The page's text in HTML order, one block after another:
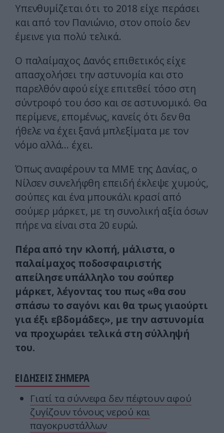
Υπενθυμίζεται ότι το 2018 είχε περάσει
και από τον Πανιώνιο, στον οποίο δεν
έμεινε για πολύ τελικά.
Ο παλαίμαχος Δανός επιθετικός είχε
απασχολήσει την αστυνομία και στο
παρελθόν αφού είχε επιτεθεί τόσο στη
σύντροφό του όσο και σε αστυνομικό. Θα
περίμενε, επομένως, κανείς ότι δεν θα
ήθελε να έχει ξανά μπλεξίματα με τον
νόμο αλλά… έχει.
Όπως αναφέρουν τα ΜΜΕ της Δανίας, ο
Νίλσεν συνελήφθη επειδή έκλεψε χυμούς,
σούπες και ένα μπουκάλι κρασί από
σούμερ μάρκετ, με τη συνολική αξία όσων
πήρε να είναι στα 20 ευρώ.
Πέρα από την κλοπή, μάλιστα, ο
παλαίμαχος ποδοσφαιριστής
απείλησε υπάλληλο του σούπερ
μάρκετ, λέγοντας του πως «θα σου
σπάσω το σαγόνι και θα τρως γιαούρτι
για έξι εβδομάδες», με την αστυνομία
να προχωράει τελικά στη σύλληψή
του.
ΕΙΔΗΣΕΙΣ ΣΗΜΕΡΑ
Γιατί τα σύννεφα δεν πέφτουν αφού
ζυγίζουν τόνους νερού και
παγοκρυστάλλων